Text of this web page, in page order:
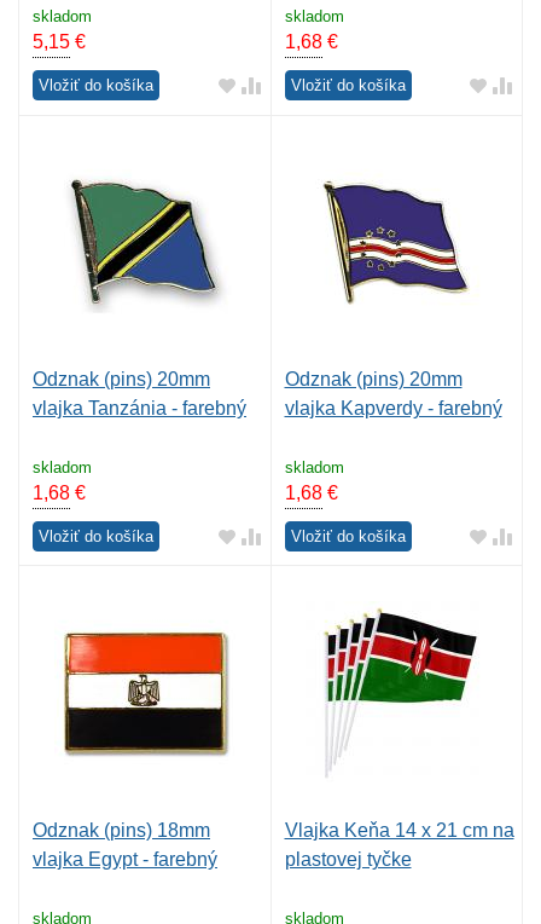
skladom
5,15 €
Vložiť do košíka
skladom
1,68€
Vložiť do košíka
Odznak (pins) 20mm
vlajka Tanzánia - farebný
skladom
1,68 €
Vložiť do košíka
Odznak (pins) 20mm
vlajka Kapverdy - farebný
skladom
1,68€
Vložiť do košíka
Odznak (pins) 18mm
vlajka Egypt - farebný
skladom
Vlajka Keňa 14 x 21 cm na
plastovej tyčke
skladom